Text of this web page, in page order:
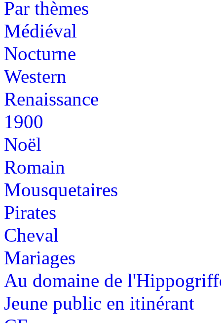
Par thèmes
Médiéval
Nocturne
Western
Renaissance
1900
Noël
Romain
Mousquetaires
Pirates
Cheval
Mariages
Au domaine de
Jeune public en itinérant